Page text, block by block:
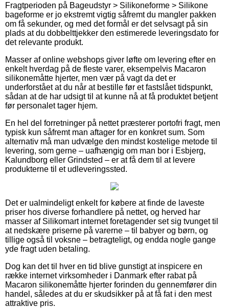
Fragtperioden på Bageudstyr > Silikoneforme > Silikone
bageforme er jo ekstremt vigtig såfremt du mangler pakken
om få sekunder, og med det formål er det selvsagt på sin
plads at du dobbelttjekker den estimerede leveringsdato for
det relevante produkt.
Masser af online webshops giver løfte om levering efter en
enkelt hverdag på de fleste varer, eksempelvis Macaron
silikonemåtte hjerter, men vær på vagt da det er
underforstået at du når at bestille før et fastslået tidspunkt,
sådan at de har udsigt til at kunne nå at få produktet betjent
før personalet tager hjem.
En hel del forretninger på nettet præsterer portofri fragt, men
typisk kun såfremt man aftager for en konkret sum. Som
alternativ må man udvælge den mindst kostelige metode til
levering, som gerne – uafhængig om man bor i Esbjerg,
Kalundborg eller Grindsted – er at få dem til at levere
produkterne til et udleveringssted.
Det er ualmindeligt enkelt for købere at finde de laveste
priser hos diverse forhandlere på nettet, og herved har
masser af Silikomart internet foretagender set sig tvunget til
at nedskære priserne på varerne – til babyer og børn, og
tillige også til voksne – betragteligt, og endda nogle gange
yde fragt uden betaling.
Dog kan det til hver en tid blive gunstigt at inspicere en
række internet virksomheder i Danmark efter rabat på
Macaron silikonemåtte hjerter forinden du gennemfører din
handel, således at du er skudsikker på at få fat i den mest
attraktive pris.